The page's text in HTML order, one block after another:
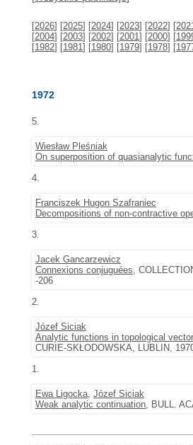
[2026] [2025] [2024] [2023] [2022] [
[2004] [2003] [2002] [2001] [2000] [
[1982] [1981] [1980] [1979] [1978] [
1972
5.
Wiesław Pleśniak
On superposition of quasianalytic
4.
Franciszek Hugon Szafraniec
Decompositions of non-contractive
3.
Jacek Gancarzewicz
Connexions conjuguées,
-206
2.
Józef Siciak
Analytic functions in topological
CURIE-SKŁODOWSKA, LUBLIN,
1.
Ewa Ligocka, Józef Siciak
Weak analytic continuation, BULL.